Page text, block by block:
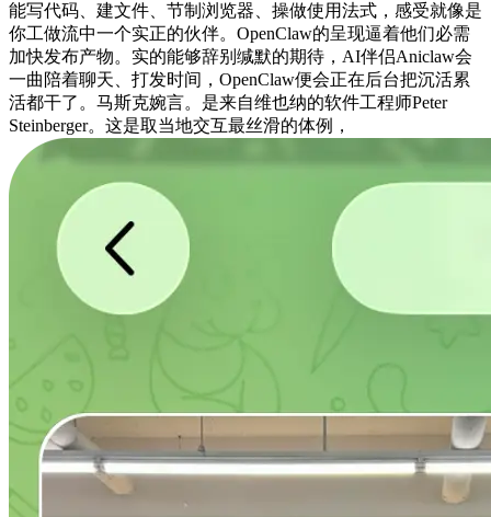
能写代码、建文件、节制浏览器、操做使用法式，感受就像是
你工做流中一个实正的伙伴。OpenClaw的呈现逼着他们必需
加快发布产物。实的能够辞别缄默的期待，AI伴侣Aniclaw会
一曲陪着聊天、打发时间，OpenClaw便会正在后台把沉活累
活都干了。马斯克婉言。是来自维也纳的软件工程师Peter
Steinberger。这是取当地交互最丝滑的体例，